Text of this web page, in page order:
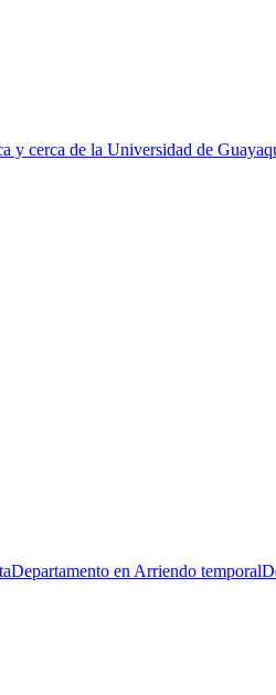
y cerca de la Universidad de
Departamento en Arriendo temporal